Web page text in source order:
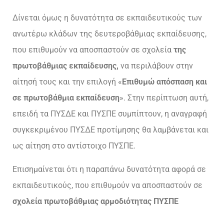
Δίνεται όμως η δυνατότητα σε εκπαιδευτικούς των
ανωτέρω κλάδων της δευτεροβάθμιας εκπαίδευσης,
που επιθυμούν να αποσπαστούν σε σχολεία της
πρωτοβάθμιας εκπαίδευσης, να περιλάβουν στην
αίτησή τους και την επιλογή « Επιθυμώ απόσπαση και
σε πρωτοβάθμια εκπαίδευση». Στην περίπτωση αυτή,
επειδή τα ΠΥΣΔΕ και ΠΥΣΠΕ συμπίπτουν, η αναγραφή
συγκεκριμένου ΠΥΣΔΕ προτίμησης θα λαμβάνεται και
ως αίτηση στο αντίστοιχο ΠΥΣΠΕ.
Επισημαίνεται ότι η παραπάνω δυνατότητα αφορά σε
εκπαιδευτικούς, που επιθυμούν να αποσπαστούν σε
σχολεία πρωτοβάθμιας αρμοδιότητας ΠΥΣΠΕ